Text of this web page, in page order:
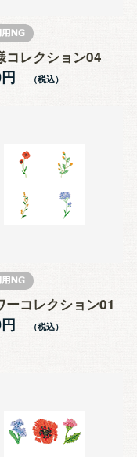
コレクション04
ーコレクション01